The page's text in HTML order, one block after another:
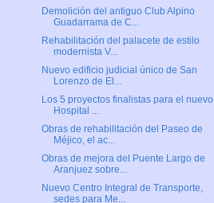
Demolición del antiguo Club Alpino
Guadarrama de C...
Rehabilitación del palacete de estilo
modernista V...
Nuevo edificio judicial único de San
Lorenzo de El...
Los 5 proyectos finalistas para el nuevo
Hospital ...
Obras de rehabilitación del Paseo de
Méjico, el ac...
Obras de mejora del Puente Largo de
Aranjuez sobre...
Nuevo Centro Integral de Transporte,
sedes para Me...